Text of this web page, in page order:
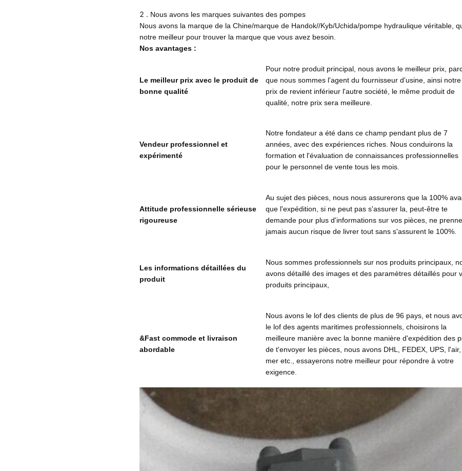
2 . Nous avons les marques suivantes des pompes
Nous avons la marque de la Chine/marque de Handok//Kyb/Uchida/pompe hydraulique véritable,
notre meilleur pour trouver la marque que vous avez besoin.
Nos avantages :
Le meilleur prix avec le produit de
bonne qualité
Pour notre produit principal, nous avons le meilleur prix,
que nous sommes l'agent du fournisseur d'usine, ainsi notre
prix de revient inférieur l'autre société, le même produit de
qualité, notre prix sera meilleure.
Vendeur professionnel et
expérimenté
Notre fondateur a été dans ce champ pendant plus de 7
années, avec des expériences riches. Nous conduirons la
formation et l'évaluation de connaissances professionnelles
pour le personnel de vente tous les mois.
Attitude professionnelle sérieuse
rigoureuse
Au sujet des pièces, nous nous assurerons que la 100%
que l'expédition, si ne peut pas s'assurer la, peut-être te
demande pour plus d'informations sur vos pièces, ne
jamais aucun risque de livrer tout sans s'assurent le 100%.
Les informations détaillées du
produit
Nous sommes professionnels sur nos produits principaux,
avons détaillé des images et des paramètres détaillés pour
produits principaux,
&Fast commode et livraison
abordable
Nous avons le lof des clients de plus de 96 pays, et nous
le lof des agents maritimes professionnels, choisirons la
meilleure manière avec la bonne manière d'expédition des
de t'envoyer les pièces, nous avons DHL, FEDEX, UPS,
mer etc., essayerons notre meilleur pour répondre à votre
exigence.